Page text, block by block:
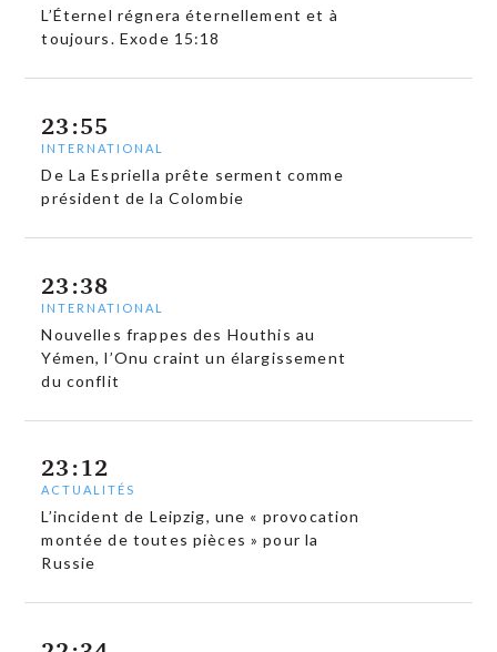
L’Éternel régnera éternellement et à
toujours. Exode 15:18
23:55
INTERNATIONAL
De La Espriella prête serment comme
président de la Colombie
23:38
INTERNATIONAL
Nouvelles frappes des Houthis au
Yémen, l’Onu craint un élargissement
du conflit
23:12
ACTUALITÉS
L’incident de Leipzig, une « provocation
montée de toutes pièces » pour la
Russie